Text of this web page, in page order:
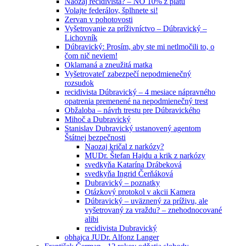
Volajte federálov, šplhnete si!
Zervan v pohotovosti
Vyšetrovanie za príživníctvo – Dúbravický –
Lichovník
Dúbravický: Prosím, aby ste mi netlmočili to, o
čom nič neviem!
Oklamaná a zneužitá matka
Vyšetrovateľ zabezpečí nepodmienečný
rozsudok
recidivista Dúbravický – 4 mesiace nápravného
opatrenia premenené na nepodmienečný trest
Obžaloba – návrh trestu pre Dúbravického
Mihoč a Dubravický
Stanislav Dubravický ustanovený agentom
Štátnej bezpečnosti
Naozaj kričal z narkózy?
MUDr. Štefan Hajdu a krik z narkózy
svedkyňa Katarína Drábeková
svedkyňa Ingrid Čerňáková
Dubravický – poznatky
Otázkový protokol v akcii Kamera
Dúbravický – uväznený za príživu, ale
vyšetrovaný za vraždu? – znehodnocované
alibi
recidivista Dubravický
obhajca JUDr. Alfonz Langer